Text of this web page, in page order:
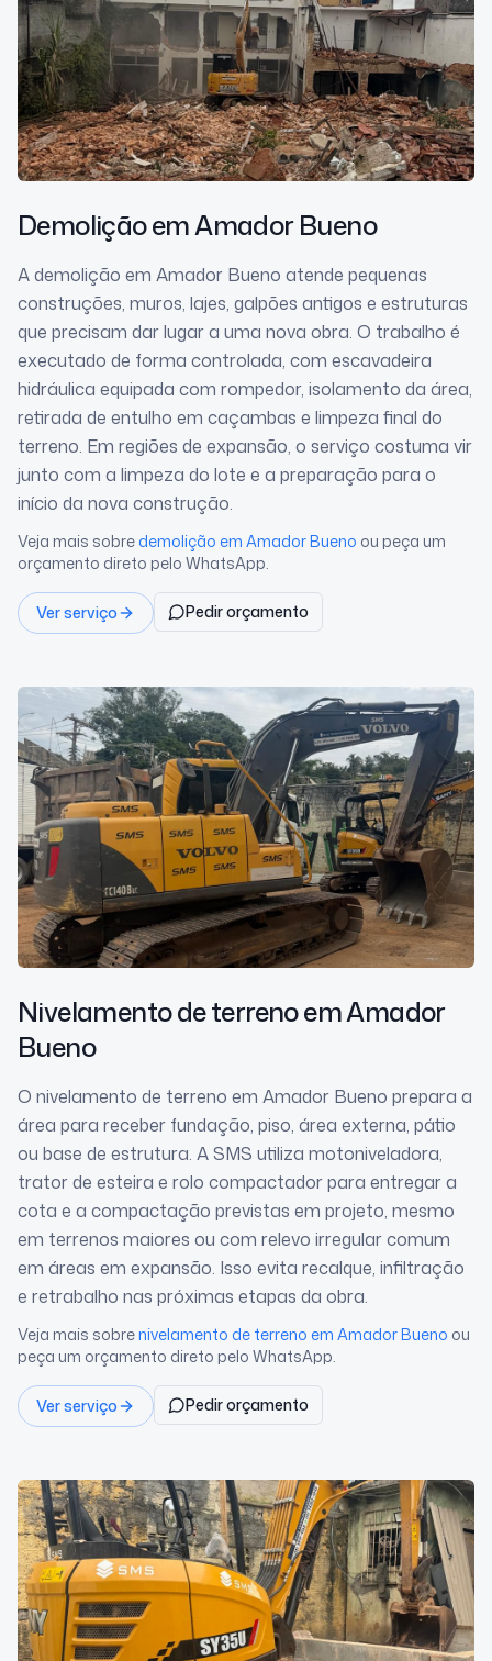
Demoliçãoem Amador Bueno
A demolição em Amador Bueno atende pequenas
construções, muros, lajes, galpões antigos e estruturas
que precisam dar lugar a uma nova obra. O trabalho é
executado de forma controlada, com escavadeira
hidráulica equipada com rompedor, isolamento da área,
retirada de entulho em caçambas e limpeza final do
terreno. Em regiões de expansão, o serviço costuma vir
junto com a limpeza do lote e a preparação para o
início da nova construção.
Veja mais sobredemolição em Amador Bueno ou peça um
orçamento direto pelo WhatsApp.
Ver serviço Pedir orçamento
Nivelamento de terrenoem Amador
Bueno
O nivelamento de terreno em Amador Bueno prepara a
área para receber fundação, piso, área externa, pátio
ou base de estrutura. A SMS utiliza motoniveladora,
trator de esteira e rolo compactador para entregar a
cota e a compactação previstas em projeto, mesmo
em terrenos maiores ou com relevo irregular comum
em áreas em expansão. Isso evita recalque, infiltração
e retrabalho nas próximas etapas da obra.
Veja mais sobrenivelamento de terreno em Amador Bueno ou
peça um orçamento direto pelo WhatsApp.
Ver serviço Pedir orçamento